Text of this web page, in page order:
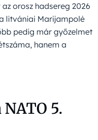
orosz hadsereg 2026
litvániai Marijampolė
pedig már győzelmet
hanem a
5.